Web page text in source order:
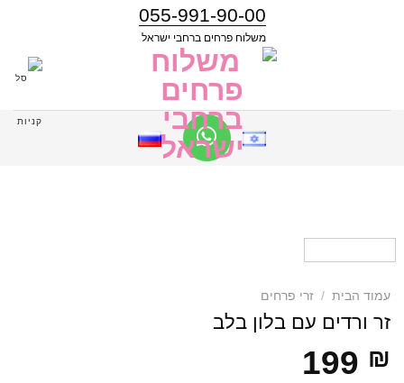
055-991-90-00
משלוח פרחים ברחבי ישראל
עמוד הבית / זרי פרחים
זר ורדים עם בלון בלב
199 ₪